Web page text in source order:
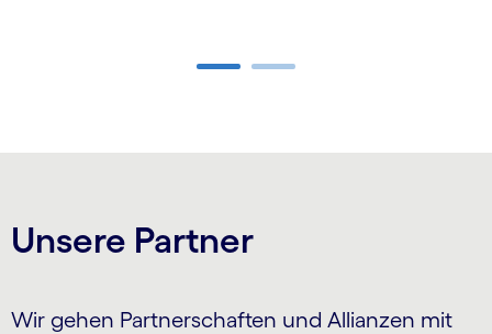
Unsere Partner
Wir gehen Partnerschaften und Allianzen mit